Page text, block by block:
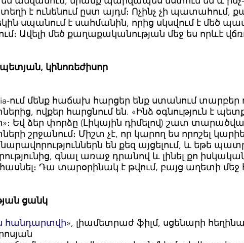
է ունենում ըստ այդմ։ Ոչինչ չի պատահում,
սպանում է սահմանին, որից սկսվում է մեծ
Ավելի մեծ քաղաքականության մեջ ես որևէ
կինոռեժիսոր
ում մենք հաճախ հարցեր ենք ստանում տարբեր
ովքեր հարցնում են. «Ինձ օգնություն է
Եվ ձեր փորձը (Լիկային դիմելով) շատ
շրջանում։ Միշտ չէ, որ կարող ես որոշել
են քեզ այցելում, և եթե
գնալ առաջ դրանով և լինել քո
հասնել։ Դա տարօրինակ է թվում, բայց աղետի
ցանկ
հանդարտվի», լիամետրաժ ֆիլմ, սցենարի